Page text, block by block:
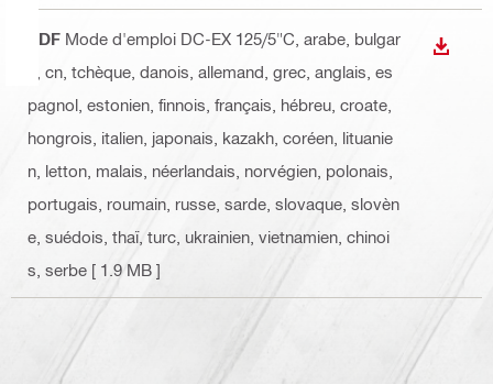
PDF Mode d'emploi DC-EX 125/5"C , arabe, bulgar
e, cn, tchèque, danois, allemand, grec, anglais, es
pagnol, estonien, finnois, français, hébreu, croate,
hongrois, italien, japonais, kazakh, coréen, lituanie
n, letton, malais, néerlandais, norvégien, polonais,
portugais, roumain, russe, sarde, slovaque, slovèn
e, suédois, thaï, turc, ukrainien, vietnamien, chinoi
s, serbe [ 1.9 MB ]